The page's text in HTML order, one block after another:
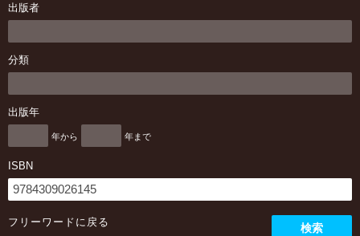
出版者
分類
出版年
年から 年まで
ISBN
検索
フリーワードに戻る